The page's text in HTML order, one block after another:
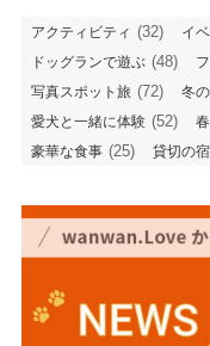
アクティビティ (32) イ
ドッグランで遊ぶ (48)
写真スポット旅 (72) 冬
愛犬と一緒に体験 (52)
豪華な食事 (25) 貸切の宿